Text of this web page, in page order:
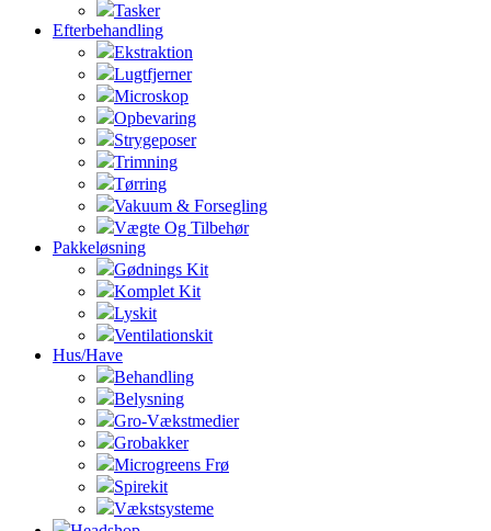
Tasker
Efterbehandling
Ekstraktion
Lugtfjerner
Microskop
Opbevaring
Strygeposer
Trimning
Tørring
Vakuum & Forsegling
Vægte Og Tilbehør
Pakkeløsning
Gødnings Kit
Komplet Kit
Lyskit
Ventilationskit
Hus/Have
Behandling
Belysning
Gro-Vækstmedier
Grobakker
Microgreens Frø
Spirekit
Vækstsysteme